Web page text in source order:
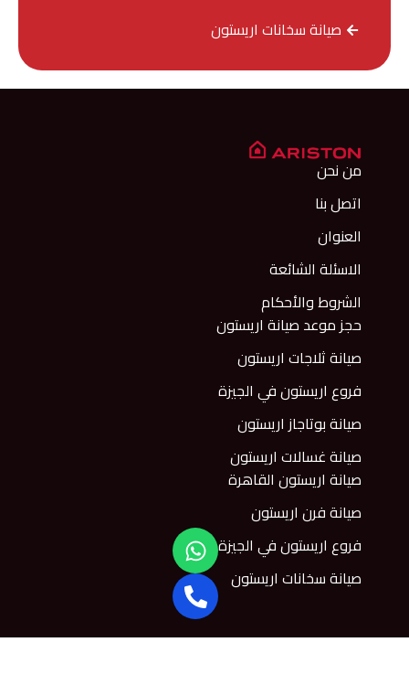
صيانة سخانات اريستون
W
h
a
t
s
P
h
o
من نحن
اتصل بنا
العنوان
الاسئلة الشائعة
الشروط والأحكام
حجز موعد صيانة اريستون
صيانة ثلاجات اريستون
فروع اريستون في الجيزة
صيانة بوتاجاز اريستون
صيانة غسالات اريستون
صيانة اريستون القاهرة
صيانة فرن اريستون
فروع اريستون في الجيزة
صيانة سخانات اريستون